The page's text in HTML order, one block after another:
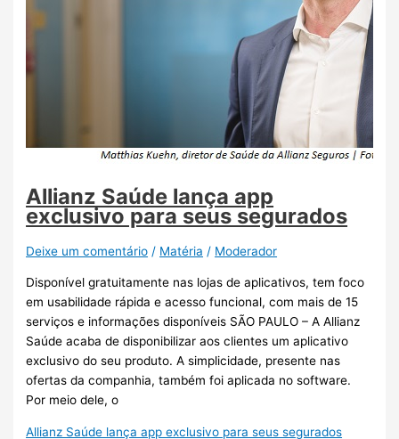
Allianz Saúde lança app
exclusivo para seus segurados
Deixe um comentário / Matéria / Moderador
Disponível gratuitamente nas lojas de aplicativos, tem foco
em usabilidade rápida e acesso funcional, com mais de 15
serviços e informações disponíveis SÃO PAULO – A Allianz
Saúde acaba de disponibilizar aos clientes um aplicativo
exclusivo do seu produto. A simplicidade, presente nas
ofertas da companhia, também foi aplicada no software.
Por meio dele, o
Allianz Saúde lança app exclusivo para seus segurados